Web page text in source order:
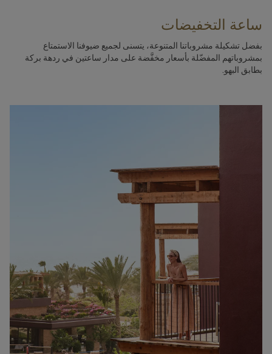
ساعة التخفيضات
بفضل تشكيلة مشروباتنا المتنوعة، يتسنى لجميع ضيوفنا الاستمتاع
بمشروباتهم المفضّلة بأسعار مخفَّضة على مدار ساعتين في ردهة بركة
بطابق البهو.